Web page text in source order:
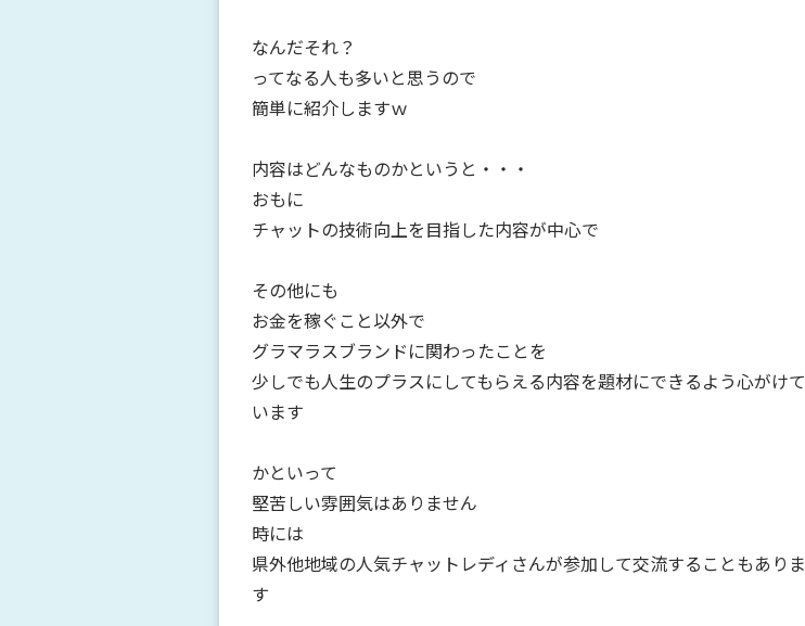
なんだそれ？
ってなる人も多いと思うので
簡単に紹介しますｗ
内容はどんなものかというと・・・
おもに
チャットの技術向上を目指した内容が中心で
その他にも
お金を稼ぐこと以外で
グラマラスブランドに関わったことを
少しでも人生のプラスにしてもらえる内容を題材にできるよう心がけて
います
かといって
堅苦しい雰囲気はありません
時には
県外他地域の人気チャットレディさんが参加して交流することもありま
す